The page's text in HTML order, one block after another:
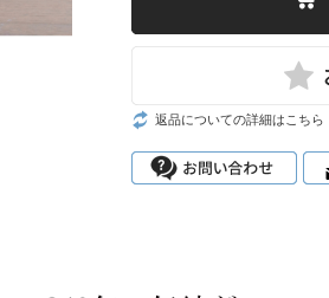
返品についての詳細はこちら